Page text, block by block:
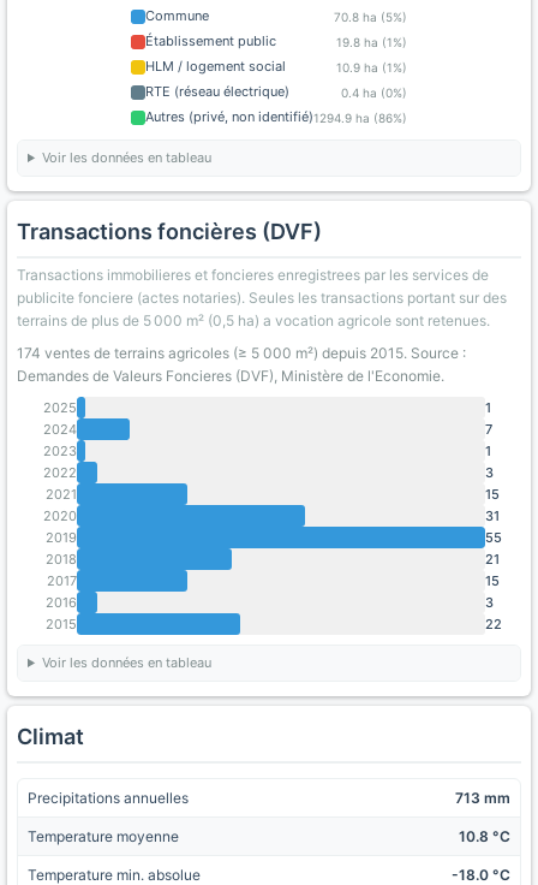
Commune 70.8 ha (5%)
Établissement public 19.8 ha (1%)
HLM / logement social 10.9 ha (1%)
RTE (réseau électrique) 0.4 ha (0%)
Autres (privé, non identifié)1294.9 ha (86%)
Voir les données en tableau
Transactions foncières (DVF)
Transactions immobilieres et foncieres enregistrees par les services de
publicite fonciere (actes notaries). Seules les transactions portant sur des
terrains de plus de 5 000 m² (0,5 ha) a vocation agricole sont retenues.
174 ventes de terrains agricoles (≥ 5 000 m²) depuis 2015. Source :
Demandes de Valeurs Foncieres (DVF), Ministère de l'Economie.
2025
1
2024
7
2023
1
2022
3
2021
15
2020
31
2019
55
2018
21
2017
15
2016
3
2015
22
Voir les données en tableau
Climat
Precipitations annuelles 713 mm
Temperature moyenne 10.8 °C
Temperature min. absolue -18.0 °C